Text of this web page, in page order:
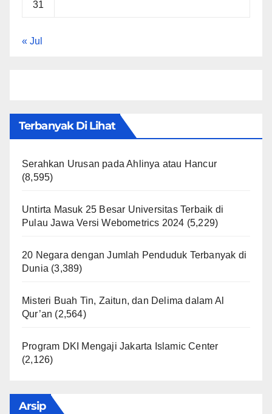
31
« Jul
Terbanyak Di Lihat
Serahkan Urusan pada Ahlinya atau Hancur
(8,595)
Untirta Masuk 25 Besar Universitas Terbaik di
Pulau Jawa Versi Webometrics 2024 (5,229)
20 Negara dengan Jumlah Penduduk Terbanyak di
Dunia (3,389)
Misteri Buah Tin, Zaitun, dan Delima dalam Al
Qur’an (2,564)
Program DKI Mengaji Jakarta Islamic Center
(2,126)
Arsip